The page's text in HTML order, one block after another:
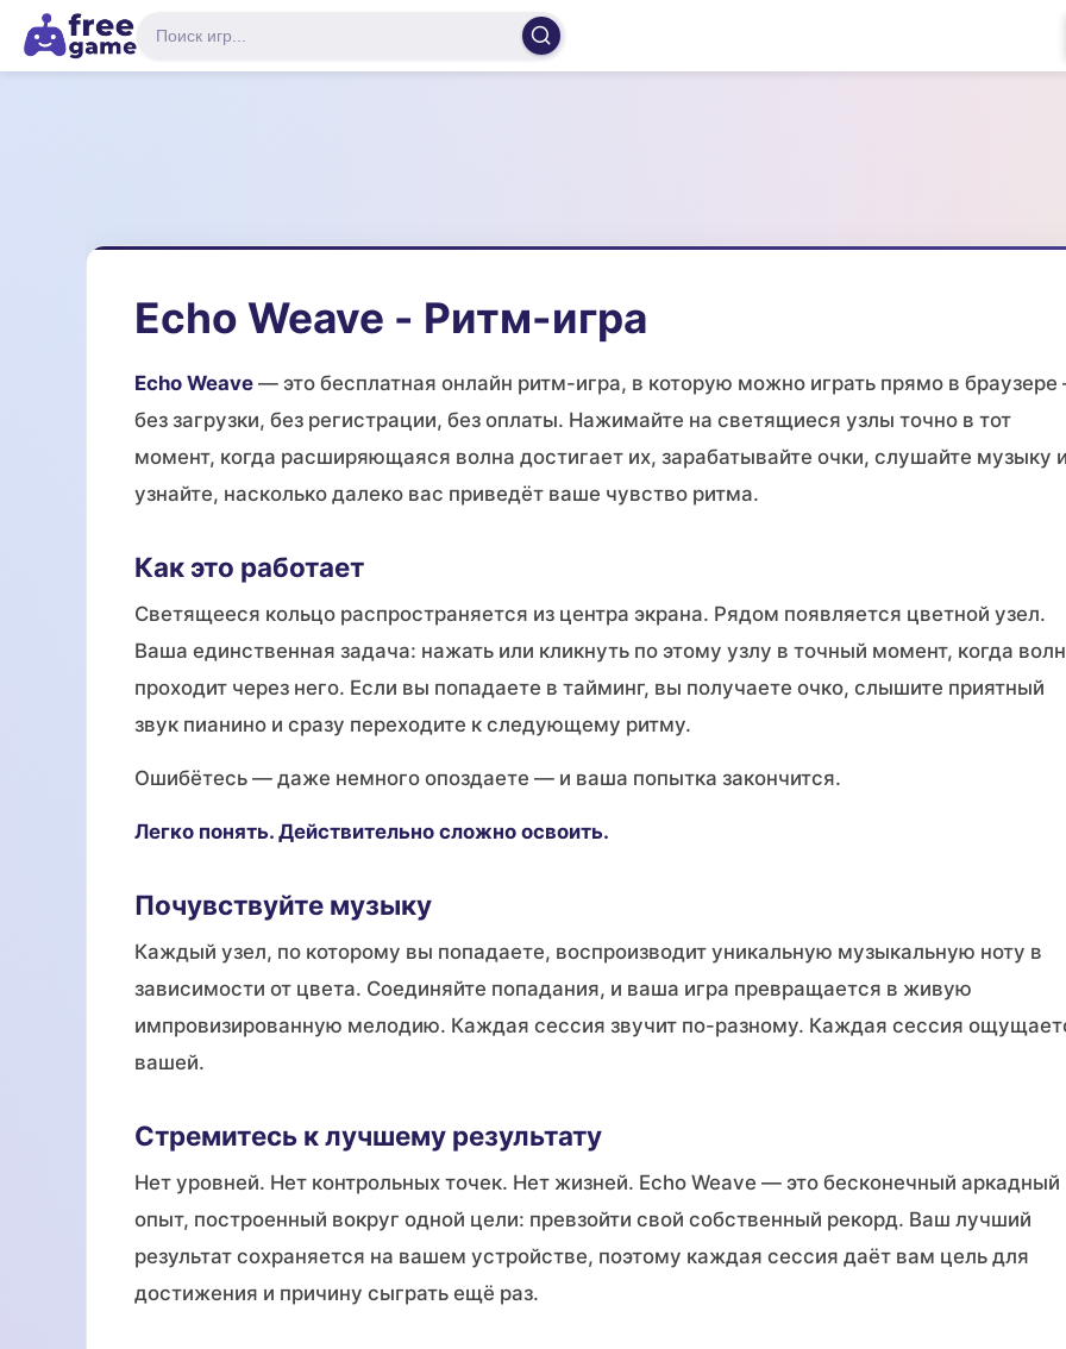
Echo Weave - Ритм-игра
Echo Weave — это бесплатная онлайн ритм-игра, в которую можно играть прямо в
без загрузки, без регистрации, без оплаты. Нажимайте на светящиеся узлы точно в тот
момент, когда расширяющаяся волна достигает их, зарабатывайте очки, слушайте музыку
узнайте, насколько далеко вас приведёт ваше чувство ритма.
Как это работает
Светящееся кольцо распространяется из центра экрана. Рядом появляется цветной узел.
Ваша единственная задача: нажать или кликнуть по этому узлу в точный момент, когда
проходит через него. Если вы попадаете в тайминг, вы получаете очко, слышите приятный
звук пианино и сразу переходите к следующему ритму.
Ошибётесь — даже немного опоздаете — и ваша попытка закончится.
Легко понять. Действительно сложно освоить.
Почувствуйте музыку
Каждый узел, по которому вы попадаете, воспроизводит уникальную музыкальную ноту в
зависимости от цвета. Соединяйте попадания, и ваша игра превращается в живую
импровизированную мелодию. Каждая сессия звучит по-разному. Каждая сессия
вашей.
Стремитесь к лучшему результату
Нет уровней. Нет контрольных точек. Нет жизней. Echo Weave — это бесконечный аркадный
опыт, построенный вокруг одной цели: превзойти свой собственный рекорд. Ваш лучший
результат сохраняется на вашем устройстве, поэтому каждая сессия даёт вам цель для
достижения и причину сыграть ещё раз.